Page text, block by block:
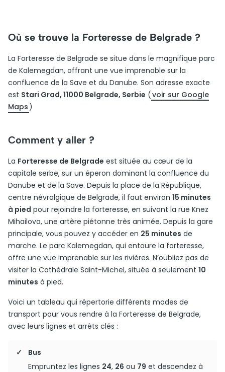
Où se trouve la Forteresse de Belgrade ?
La Forteresse de Belgrade se situe dans le magnifique parc
de Kalemegdan, offrant une vue imprenable sur la
confluence de la Save et du Danube. Son adresse exacte
est Stari Grad, 11000 Belgrade, Serbie (voir sur Google
Maps )
Comment y aller ?
La Forteresse de Belgrade est située au cœur de la
capitale serbe, sur un éperon dominant la confluence du
Danube et de la Save. Depuis la place de la République,
centre névralgique de Belgrade, il faut environ 15 minutes
à pied pour rejoindre la forteresse, en suivant la rue Knez
Mihailova, une artère piétonne très animée. Depuis la gare
principale, vous pouvez y accéder en 25 minutes de
marche. Le parc Kalemegdan, qui entoure la forteresse,
offre une vue imprenable sur les rivières. N’oubliez pas de
visiter la Cathédrale Saint-Michel, située à seulement 10
minutes à pied.
Voici un tableau qui répertorie différents modes de
transport pour vous rendre à la Forteresse de Belgrade,
avec leurs lignes et arrêts clés :
Bus
Empruntez les lignes 24, 26 ou 79 et descendez à